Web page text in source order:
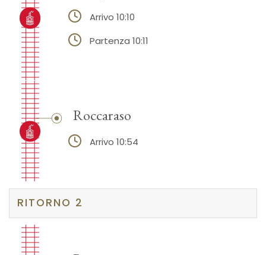
Arrivo 10:10
Partenza 10:11
Roccaraso
Arrivo 10:54
RITORNO 2